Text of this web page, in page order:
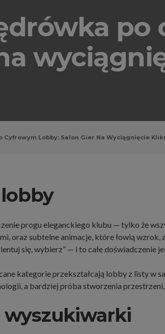
po
Cyfrowym Lobby: Salon Gier Na Wyciągnięcie
progu eleganckiego klubu — tylko że
oraz subtelne animacje, które łowią
się, wybierz” — i to całe doświadczenie
kategorie przekształcają lobby z listy w
a bardziej próba stworzenia
wyszukiwarki